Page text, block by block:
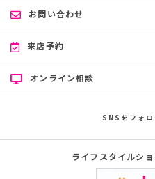
お問い合わせ
来店予約
オンライン相談
SNSをフォロ
ライフスタイルシ